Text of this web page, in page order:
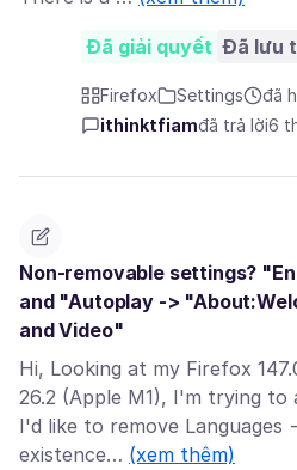
Đã giải quyết Đã lưu
Firefox Settings
đã
ithinktfiamđã trả lời6
Non-removable settings?
and "Autoplay ->
and Video"
Hi, Looking at my Firefox
26.2 (Apple M1), I'm trying
I'd like to remove Languages
existence… (xem thêm)